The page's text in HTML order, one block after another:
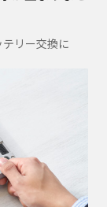
リー交換に